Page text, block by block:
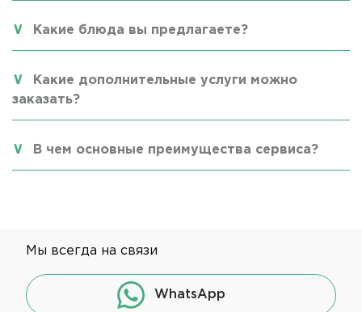
Какие блюда вы предлагаете?
Какие дополнительные услуги можно
заказать?
В чем основные преимущества сервиса?
Мы всегда на связи
WhatsApp